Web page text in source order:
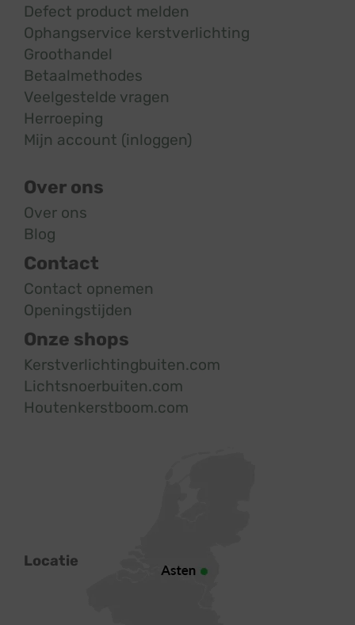
Defect product melden
Ophangservice kerstverlichting
Groothandel
Betaalmethodes
Veelgestelde vragen
Herroeping
Mijn account (inloggen)
Over ons
Over ons
Blog
Contact
Contact opnemen
Openingstijden
Onze shops
Kerstverlichtingbuiten.com
Lichtsnoerbuiten.com
Houtenkerstboom.com
Locatie